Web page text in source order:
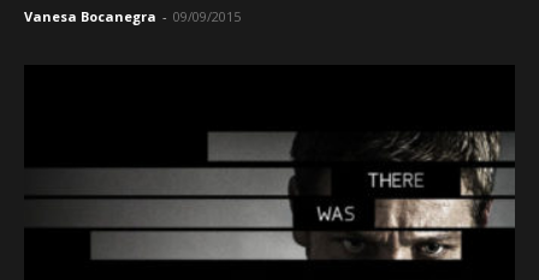
Vanesa Bocanegra - 09/09/2015